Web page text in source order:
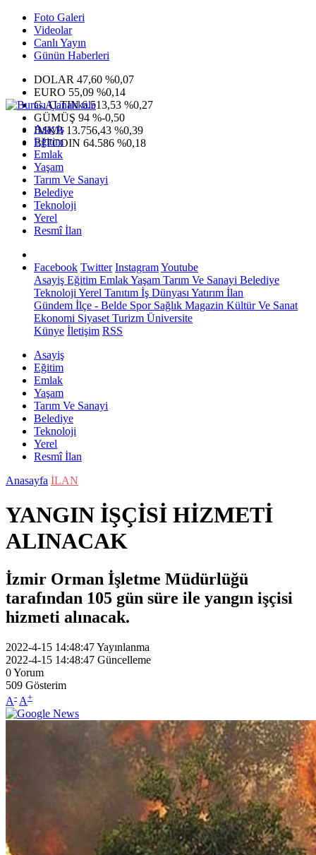
Foto Galeri
Videolar
Canlı Yayın
Günün Haberleri
DOLAR 47,60 %0,07
EURO 55,09 %0,14
G.ALTIN6.513,53 %0,27
GÜMÜŞ 94 %-0,50
IMKB 13.756,43 %0,39
BITCOIN 64.586 %0,18
Asayiş
Eğitim
Emlak
Yaşam
Tarım Ve Sanayi
Belediye
Teknoloji
Yerel
Resmî İlan
Facebook Twitter InstagramYoutube
Asayiş Eğitim EmlakYaşam Tarım Ve Sanayi Belediye
Teknoloji Yerel Tanıtım İş Dünyası Yatırım İlan
Gündem İlçe - Belde SporSağlık Magazin Kültür Ve Sanat
Ekonomi Siyaset Turizm Üniversite
Künye İletişim RSS
Asayiş
Eğitim
Emlak
Yaşam
Tarım Ve Sanayi
Belediye
Teknoloji
Yerel
Resmî İlan
Anasayfa İLAN
YANGIN İŞÇİSİ HİZMETİ
ALINACAK
İzmir Orman İşletme Müdürlüğü
tarafından 105 gün süre ile yangın işçisi
hizmeti alınacak.
2022-4-15 14:48:47Yayınlanma
2022-4-15 14:48:47 Güncelleme
0Yorum
509 Gösterim
A- A+